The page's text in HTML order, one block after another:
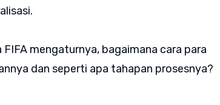
mengaturnya, bagaimana cara para
dan seperti apa tahapan prosesnya?